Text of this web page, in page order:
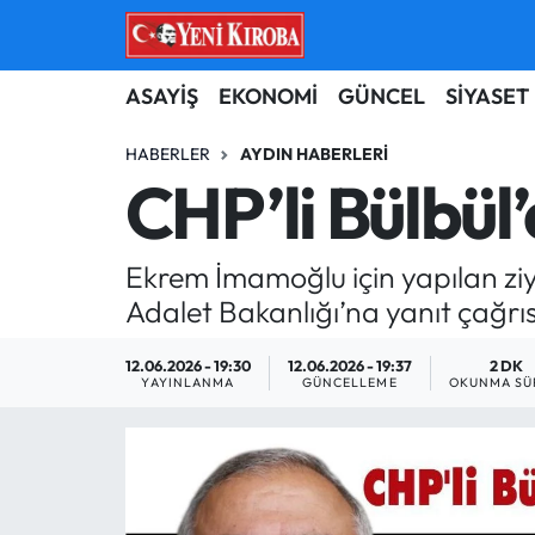
ASAYİŞ EKONOMİ GÜNCEL SİYASET
HABERLER AYDIN HABERLERI
CHP’li
Ekrem İmamoğlu için yapılan
Adalet Bakanlığı’na yanıt
12.06.2026 - 19:30
YAYINLANMA
12.06.2026 - 19:37
GÜNCELLEME
2 DK
OKUNMA
ASAYİŞ
BİLİM-TEKNOLOJİ
ÇEVRE
DÜNYA
EKONOMİ
Aydın Nöbetçi Eczaneler
Aydın Hava Durumu
Aydin Namaz Vakitleri
Aydın Trafik Yoğunluk Haritası
Süper Lig Puan Durumu ve Fikstür
Tüm Manşetler
Son Dakika Haberleri
Haber Arşivi